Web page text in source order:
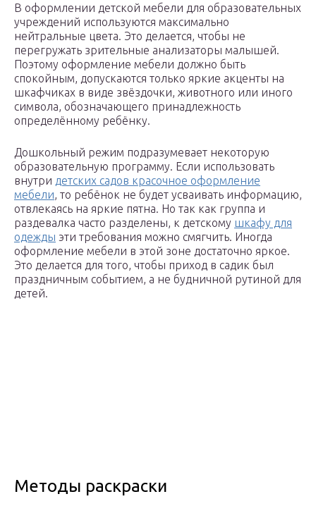
В оформлении детской мебели для образовательных
учреждений используются максимально
нейтральные цвета. Это делается, чтобы не
перегружать зрительные анализаторы малышей.
Поэтому оформление мебели должно быть
спокойным, допускаются только яркие акценты на
шкафчиках в виде звёздочки, животного или иного
символа, обозначающего принадлежность
определённому ребёнку.
Дошкольный режим подразумевает некоторую
образовательную программу. Если использовать
внутри детских садов красочное оформление
мебели, то ребёнок не будет усваивать информацию,
отвлекаясь на яркие пятна. Но так как группа и
раздевалка часто разделены, к детскому шкафу для
одежды эти требования можно смягчить. Иногда
оформление мебели в этой зоне достаточно яркое.
Это делается для того, чтобы приход в садик был
праздничным событием, а не будничной рутиной для
детей.
Методы раскраски